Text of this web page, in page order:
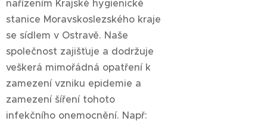
nařízením Krajské hygienické
stanice Moravskoslezského kraje
se sídlem v Ostravě. Naše
společnost zajišťuje a dodržuje
veškerá mimořádná opatření k
zamezení vzniku epidemie a
zamezení šíření tohoto
infekčního onemocnění. Např: